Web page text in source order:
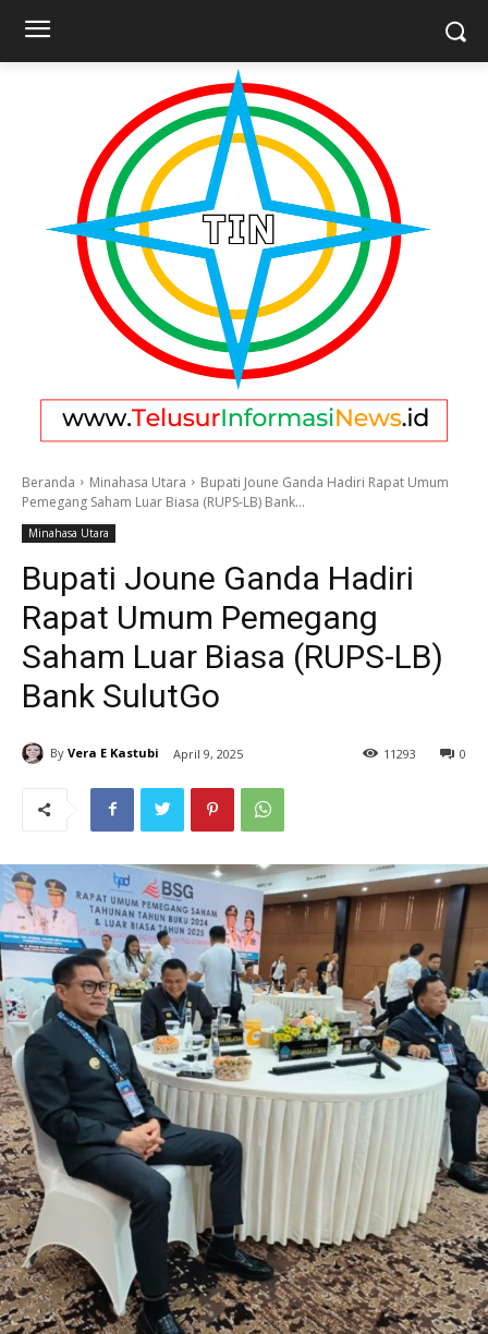
Beranda Minahasa Utara
Bupati Joune Ganda Hadiri Rapat Umum
Pemegang Saham Luar Biasa (RUPS-LB) Bank...
Minahasa Utara
Bupati Joune Ganda Hadiri
Rapat Umum Pemegang
Saham Luar Biasa (RUPS-LB)
Bank SulutGo
By Vera E Kastubi April 9, 2025 0
11293